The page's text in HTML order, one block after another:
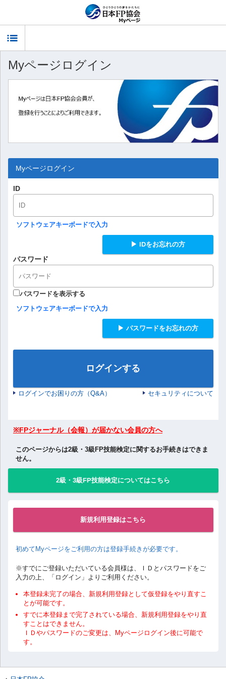
Myページログイン
Myページログイン
ID
ソフトウェアキーボードで入力
▶ IDをお忘れの方
パスワード
パスワードを表示する
ソフトウェアキーボードで入力
▶ パスワードをお忘れの方
ログインする
ログインでお困りの方（Q&A） セキュリティについて
※FPジャーナル（会報）が届かない会員の方へ
このページからは2級・3級FP技能検定に関するお手続きはできま
せん。
2級・3級FP技能検定についてはこちら
新規利用登録はこちら
初めてMyページをご利用の方は登録手続きが必要です。
※すでにご登録いただいている会員様は、ＩＤとパスワードをご
入力の上、「ログイン」よりご利用ください。
本登録未完了の場合、新規利用登録として仮登録をやり直すこ
とが可能です。
すでに本登録まで完了されている場合、新規利用登録をやり直
すことはできません。
ＩＤやパスワードのご変更は、Myページログイン後に可能で
す。